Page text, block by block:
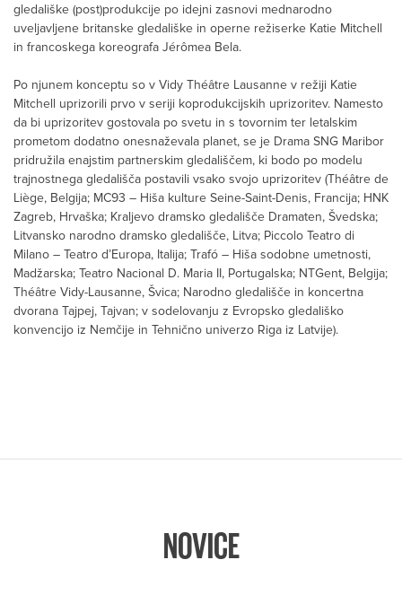
gledališke (post)produkcije po idejni zasnovi mednarodno
uveljavljene britanske gledališke in operne režiserke Katie Mitchell
in francoskega koreografa Jérômea Bela.
Po njunem konceptu so v Vidy Théâtre Lausanne v režiji Katie
Mitchell uprizorili prvo v seriji koprodukcijskih uprizoritev. Namesto
da bi uprizoritev gostovala po svetu in s tovornim ter letalskim
prometom dodatno onesnaževala planet, se je Drama SNG Maribor
pridružila enajstim partnerskim gledališčem, ki bodo po modelu
trajnostnega gledališča postavili vsako svojo uprizoritev (Théâtre de
Liège, Belgija; MC93 – Hiša kulture Seine-Saint-Denis, Francija; HNK
Zagreb, Hrvaška; Kraljevo dramsko gledališče Dramaten, Švedska;
Litvansko narodno dramsko gledališče, Litva; Piccolo Teatro di
Milano – Teatro d’Europa, Italija; Trafó – Hiša sodobne umetnosti,
Madžarska; Teatro Nacional D. Maria II, Portugalska; NTGent, Belgija;
Théâtre Vidy-Lausanne, Švica; Narodno gledališče in koncertna
dvorana Tajpej, Tajvan; v sodelovanju z Evropsko gledališko
konvencijo iz Nemčije in Tehnično univerzo Riga iz Latvije).
NOVICE